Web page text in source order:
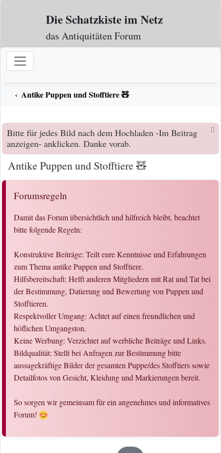
Zum Inhalt
Die Schatzkiste im Netz
das Antiquitäten Forum
Antike Puppen und Stofftiere 🧸
Bitte für jedes Bild nach dem Hochladen -Im Beitrag
anzeigen- anklicken. Danke vorab.
Antike Puppen und Stofftiere 🧸
Forumsregeln
Damit das Forum übersichtlich und hilfreich bleibt, beachtet
bitte folgende Regeln:
Konstruktive Beiträge: Teilt eure Kenntnisse und Erfahrungen
zum Thema antike Puppen und Stofftiere.
Hilfsbereitschaft: Helft anderen Mitgliedern mit Rat und Tat bei
der Bestimmung, Datierung und Bewertung von Puppen und
Stofftieren.
Respektvoller Umgang: Achtet auf einen freundlichen und
höflichen Umgangston.
Keine Werbung: Verzichtet auf werbliche Beiträge und Links.
Bildqualität: Stellt bei Anfragen zur Bestimmung bitte
aussagekräftige Bilder der gesamten Puppe/des Stofftiers sowie
Detailfotos von Gesicht, Kleidung und Markierungen bereit.
So sorgen wir gemeinsam für ein angenehmes und informatives
Forum!